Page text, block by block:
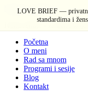
LOVE BRIEF —
standardima i
Pređi na sadržaj
Ivana Anđić - za žene
Početna
O meni
Rad sa mnom
Programi i sesije
Blog
Kontakt